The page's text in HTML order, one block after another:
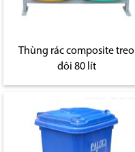
Thùng rác composite treo
đôi 80 lít